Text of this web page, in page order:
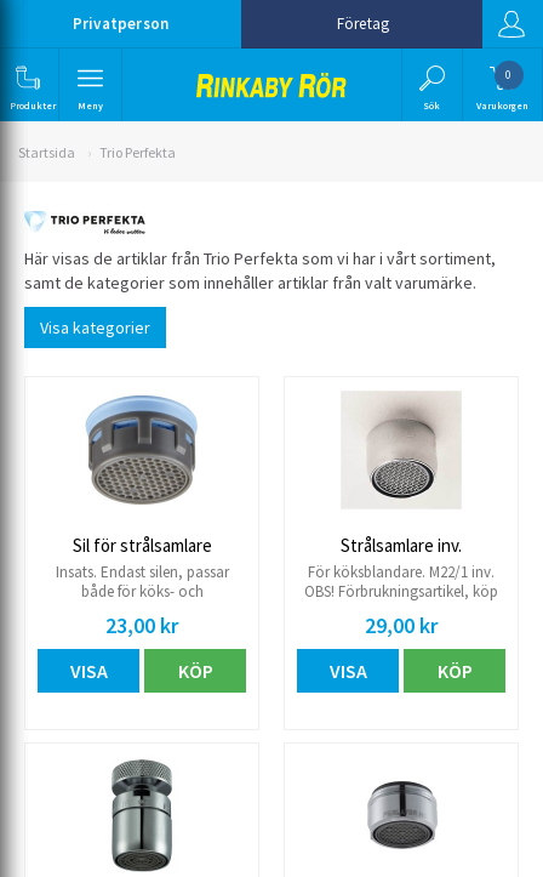
Privatperson Företag
Produkter Meny Sök
0
Varukorgen
Startsida Trio Perfekta
Här visas de artiklar från Trio Perfekta som vi har i vårt sortiment,
samt de kategorier som innehåller artiklar från valt varumärke.
Visa kategorier
Sil för strålsamlare
Insats. Endast silen, passar
både för köks- och
Förbrukningsartikel, köp hem
några extra i reserv.
23,00 kr
VISA KÖP
Strålsamlare inv.
För köksblandare. M22/1 inv.
OBS! Förbrukningsartikel, köp
29,00 kr
VISA KÖP